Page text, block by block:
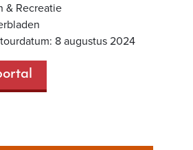
& Recreatie
8 augustus 2024